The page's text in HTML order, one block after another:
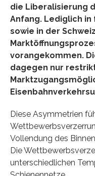
die Liberalisierung
Anfang. Lediglich
sowie in der
vorangekommen.
dagegen nur
Diese Asymmetrien
Vollendung des
Die
unterschiedlichen